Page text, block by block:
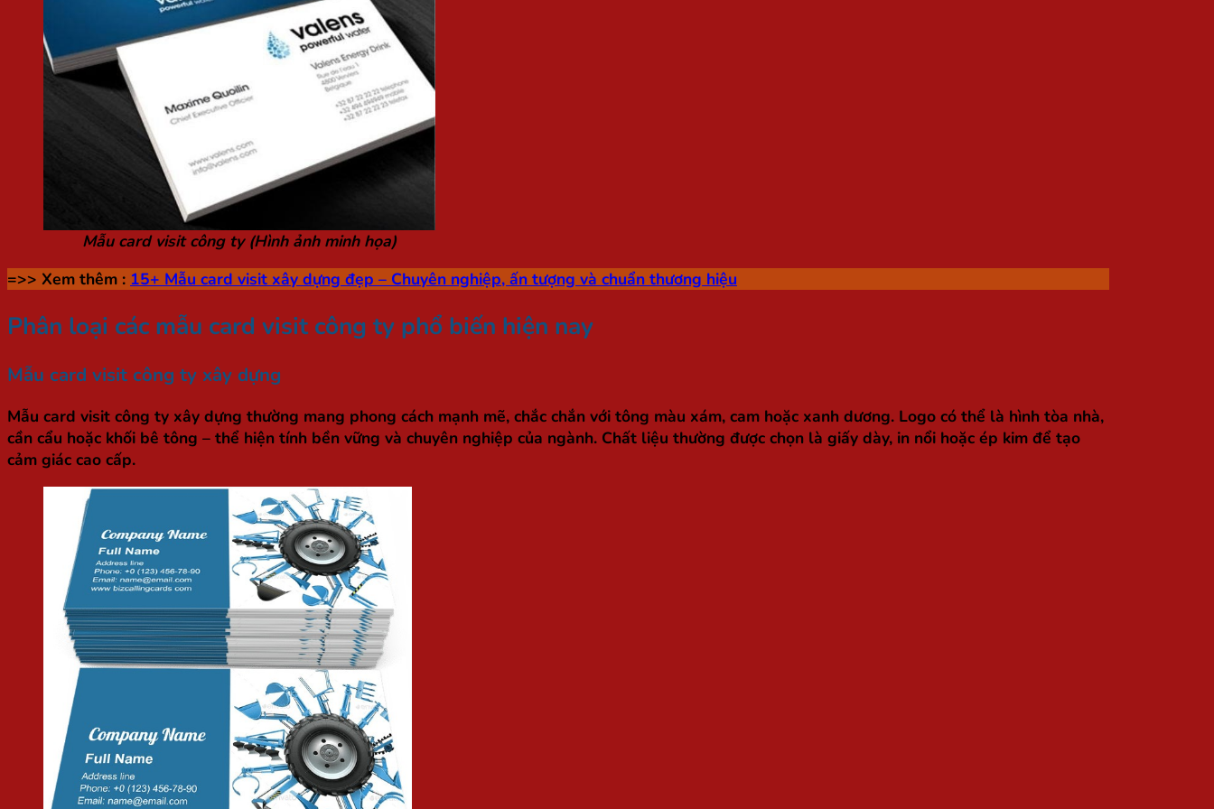
Mẫu card visit công ty (Hình ảnh minh họa)
=>> Xem thêm : 15+ Mẫu card visit xây dựng đẹp – Chuyên nghiệp, ấn tượng và chuẩn thương hiệu
Phân loại các mẫu card visit công ty phổ biến hiện nay
Mẫu card visit công ty xây dựng
Mẫu card visit công ty xây dựng thường mang phong cách mạnh mẽ, chắc chắn với tông màu xám, cam hoặc xanh dương. Logo có thể là hình tòa nhà,
cần cẩu hoặc khối bê tông – thể hiện tính bền vững và chuyên nghiệp của ngành. Chất liệu thường được chọn là giấy dày, in nổi hoặc ép kim để tạo
cảm giác cao cấp.